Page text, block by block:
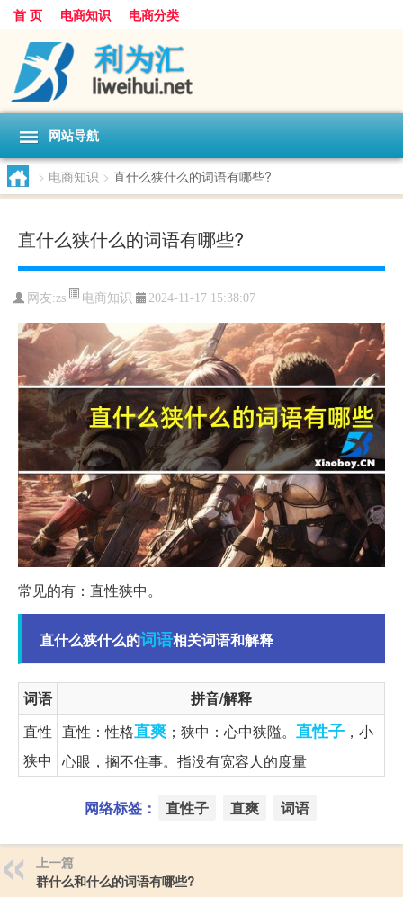
首 页 电商知识 电商分类
网站导航
> 电商知识 > 直什么狭什么的词语有哪些?
直什么狭什么的词语有哪些?
网友:zs 电商知识 2024-11-17 15:38:07
常见的有：直性狭中。
直什么狭什么的词语相关词语和解释
词语
拼音/解释
直性
狭中
直性：性格直爽 ；狭中：心中狭隘。 直性子 ，小
心眼，搁不住事。指没有宽容人的度量
网络标签： 直性子 直爽 词语
上一篇
群什么和什么的词语有哪些?